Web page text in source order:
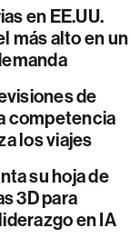
en EE.UU.
más alto en un
de
competencia
los viajes
su hoja de
3D para
en IA